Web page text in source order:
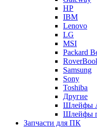
HP
IBM
Lenovo
LG
MSI
Packard
Samsung
Sony
Toshiba
Другие
Шлейфы
Шлейфы
Запчасти для ПК